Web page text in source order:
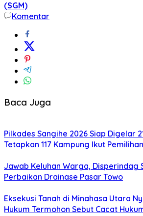
(SGM)
Komentar
Baca Juga
Pilkades Sangihe 2026 Siap Digelar
Tetapkan 117 Kampung Ikut Pemilihan
Jawab Keluhan Warga, Disperindag
Perbaikan Drainase Pasar Towo
Eksekusi Tanah di Minahasa Utara
Hukum Termohon Sebut Cacat